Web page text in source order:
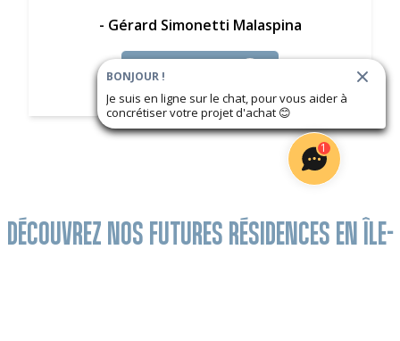
- Gérard Simonetti Malaspina
Voir l'interview
DÉCOUVREZ NOS FUTURES RÉSIDENCES EN ÎLE-
1
BONJOUR !
Je suis en ligne sur le chat, pour vous aider à
concrétiser votre projet d'achat 😊